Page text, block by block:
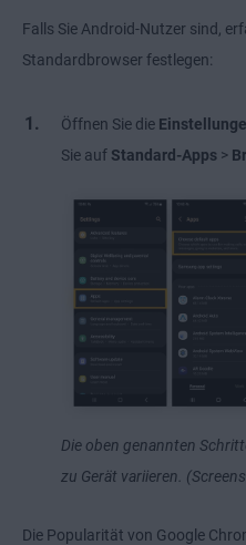
Falls Sie Android-Nutzer sind,
Standardbrowser festlegen:
Öffnen Sie die
Sie auf Standard-Apps >
Die oben genannten
zu Gerät variieren.
Die Popularität von Google